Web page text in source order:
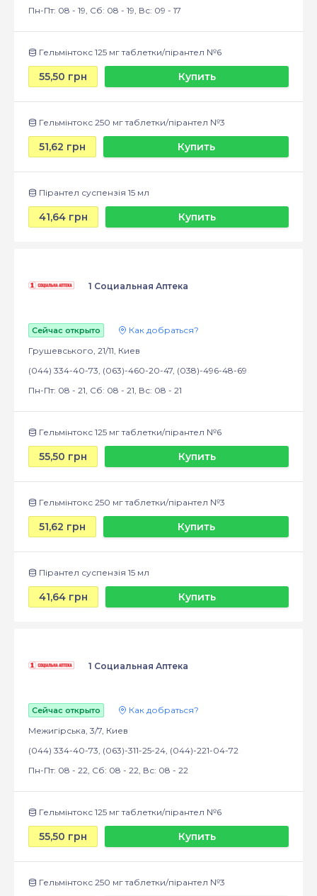
Пн-Пт: 08 - 19, Сб: 08 - 19, Вс: 09 - 17
Гельмінтокс 125 мг таблетки/пірантел №6
55,50 грн Купить
Гельмінтокс 250 мг таблетки/пірантел №3
51,62 грн Купить
Пірантел суспензія 15 мл
41,64 грн Купить
1 Социальная Аптека
Сейчас открыто
Как добраться?
Грушевського, 21/11, Киев
(044) 334-40-73, (063)-460-20-47, (038)-496-48-69
Пн-Пт: 08 - 21, Сб: 08 - 21, Вс: 08 - 21
Гельмінтокс 125 мг таблетки/пірантел №6
55,50 грн Купить
Гельмінтокс 250 мг таблетки/пірантел №3
51,62 грн Купить
Пірантел суспензія 15 мл
41,64 грн Купить
1 Социальная Аптека
Сейчас открыто
Как добраться?
Межигірська, 3/7, Киев
(044) 334-40-73, (063)-311-25-24, (044)-221-04-72
Пн-Пт: 08 - 22, Сб: 08 - 22, Вс: 08 - 22
Гельмінтокс 125 мг таблетки/пірантел №6
55,50 грн Купить
Гельмінтокс 250 мг таблетки/пірантел №3